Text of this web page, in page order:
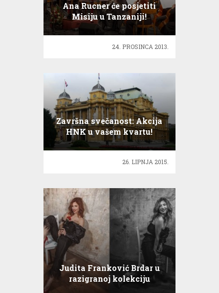
Ana Rucner će posjetiti
Misiju u Tanzaniji!
24. PROSINCA 2013.
Završna svečanost: Akcija
HNK u vašem kvartu!
26. LIPNJA 2015.
Judita Franković Brdar u
razigranoj kolekciju